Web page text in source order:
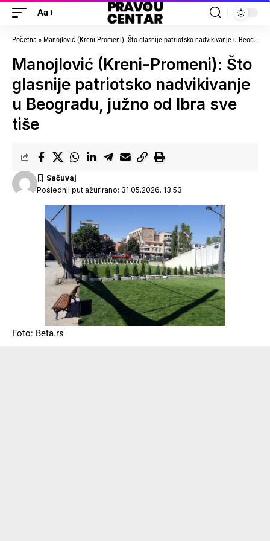
Aa
Početna » Manojlović (Kreni-Promeni): Što glasnije patriotsko nadvikivanje u Beogradu, južno od Ibra sve tiše
Manojlović (Kreni-Promeni): Što
glasnije patriotsko nadvikivanje
u Beogradu, južno od Ibra sve
tiše
Poslednji put ažurirano: 31.05.2026. 13:53
Foto: Beta.rs